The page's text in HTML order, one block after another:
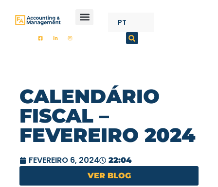
PT
CALENDÁRIO
FISCAL –
FEVEREIRO 2024
FEVEREIRO 6, 2024
22:04
VER BLOG